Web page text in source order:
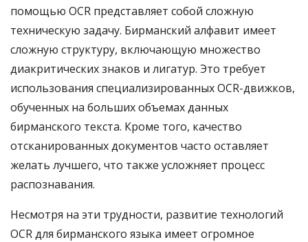
помощью OCR представляет собой сложную
техническую задачу. Бирманский алфавит имеет
сложную структуру, включающую множество
диакритических знаков и лигатур. Это требует
использования специализированных OCR-движков,
обученных на больших объемах данных
бирманского текста. Кроме того, качество
отсканированных документов часто оставляет
желать лучшего, что также усложняет процесс
распознавания.
Несмотря на эти трудности, развитие технологий
OCR для бирманского языка имеет огромное